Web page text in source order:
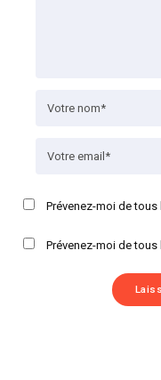
Prévenez-moi de
Prévenez-moi de tous